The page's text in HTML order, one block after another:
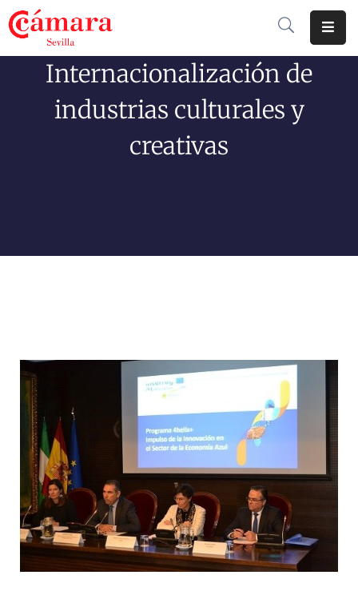
Cámara
Comercio
Programas
Internacionalización de
industrias culturales y
creativas